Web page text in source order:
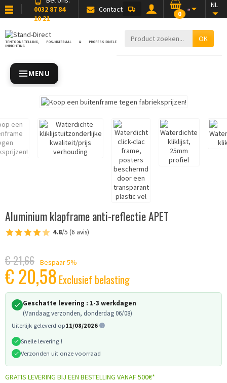
0032 87 84
10 21
Contact NL
0
TENTOONSTELLING, POS-MATERIAAL & PROFESSIONELE
INRICHTING
OK
MENU
Aluminium klapframe anti-reflectie APET
4.8/5 (6 avis)
€ 21,66 Bespaar 5%
€ 20,58 Exclusief belasting
Geschatte levering : 1-3 werkdagen
(Vandaag verzonden, donderdag 06/08)
Uiterlijk geleverd op11/08/2026
Snelle levering !
Verzonden uit onze voorraad
GRATIS LEVERING BIJ EEN BESTELLING VANAF 500€*